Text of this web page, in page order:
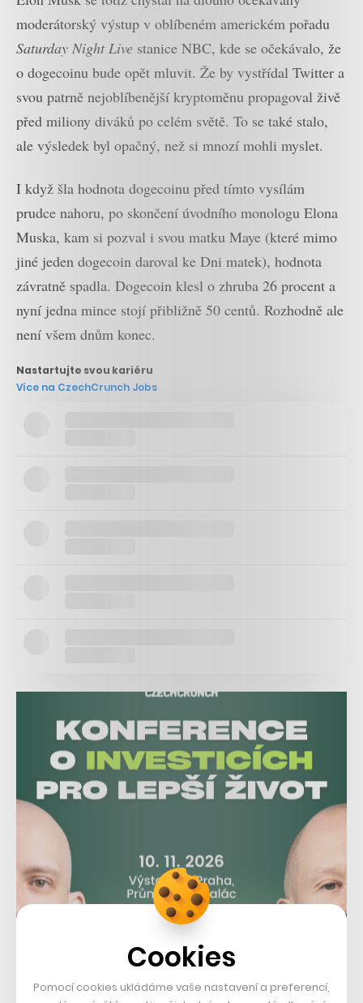
moderátorský výstup v oblíbeném americkém pořadu
Saturday Night Live stanice NBC, kde se očekávalo, že
o dogecoinu bude opět mluvit. Že by vystřídal Twitter a
svou patrně nejoblíbenější kryptoměnu propagoval živě
před miliony diváků po celém světě. To se také stalo,
ale výsledek byl opačný, než si mnozí mohli myslet.
I když šla hodnota dogecoinu před tímto vysílám
prudce nahoru, po skončení úvodního monologu Elona
Muska, kam si pozval i svou matku Maye (které mimo
jiné jeden dogecoin daroval ke Dni matek), hodnota
závratně spadla. Dogecoin klesl o zhruba 26 procent a
nyní jedna mince stojí přibližně 50 centů. Rozhodně ale
není všem dnům konec.
Nastartujte svou kariéru
Více na CzechCrunch Jobs
Cookies
Pomocí cookies ukládáme vaše nastavení a preferencí,